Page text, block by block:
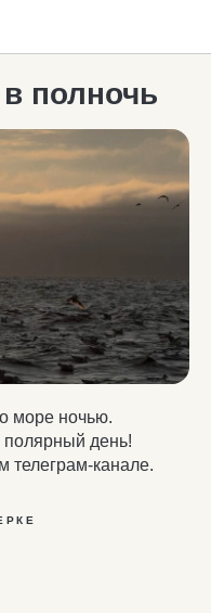
полночь
море ночью.
полярный день!
телеграм-канале.